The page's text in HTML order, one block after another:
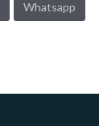
Whatsapp